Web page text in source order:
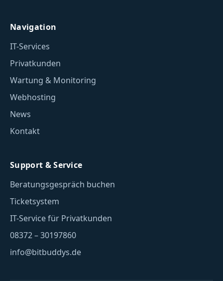
Navigation
IT-Services
Privatkunden
Wartung & Monitoring
Webhosting
News
Kontakt
Support & Service
Beratungsgespräch buchen
Ticketsystem
IT-Service für Privatkunden
08372 – 30197860
info@bitbuddys.de